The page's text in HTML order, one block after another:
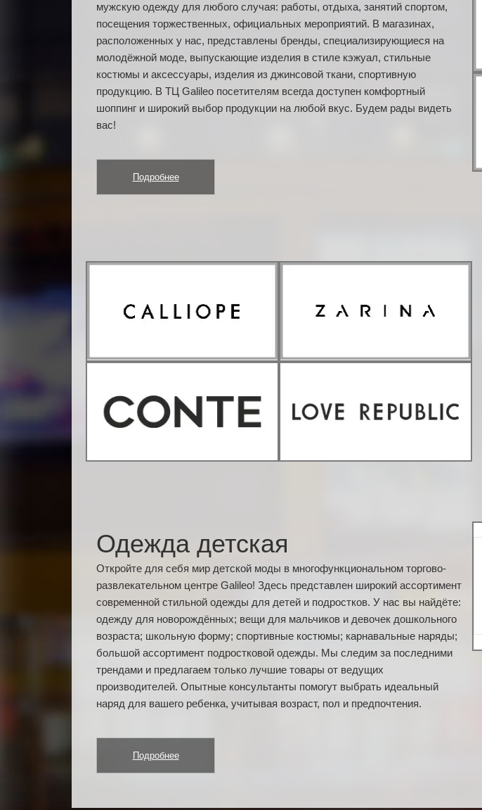
мужскую одежду для любого случая: работы, отдыха, занятий спортом,
посещения торжественных, официальных мероприятий. В магазинах,
расположенных у нас, представлены бренды, специализирующиеся на
молодёжной моде, выпускающие изделия в стиле кэжуал, стильные
костюмы и аксессуары, изделия из джинсовой ткани, спортивную
продукцию. В ТЦ Galileo посетителям всегда доступен комфортный
шоппинг и широкий выбор продукции на любой вкус. Будем рады видеть
вас!
Подробнее
Одежда детская
Откройте для себя мир детской моды в многофункциональном торгово-
развлекательном центре Galileo! Здесь представлен широкий ассортимент
современной стильной одежды для детей и подростков. У нас вы найдёте:
одежду для новорождённых; вещи для мальчиков и девочек дошкольного
возраста; школьную форму; спортивные костюмы; карнавальные наряды;
большой ассортимент подростковой одежды. Мы следим за последними
трендами и предлагаем только лучшие товары от ведущих
производителей. Опытные консультанты помогут выбрать идеальный
наряд для вашего ребенка, учитывая возраст, пол и предпочтения.
Подробнее